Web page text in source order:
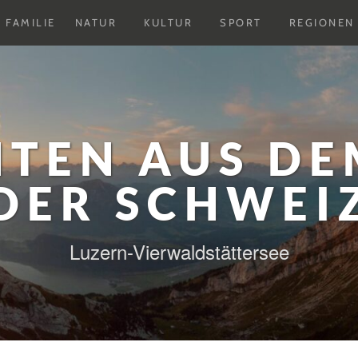
FAMILIE NATUR
Untermenu
KULTUR
Untermenu
SPORT
Untermenu
REGIONEN
AUS
Luzern-Vierwaldstättersee